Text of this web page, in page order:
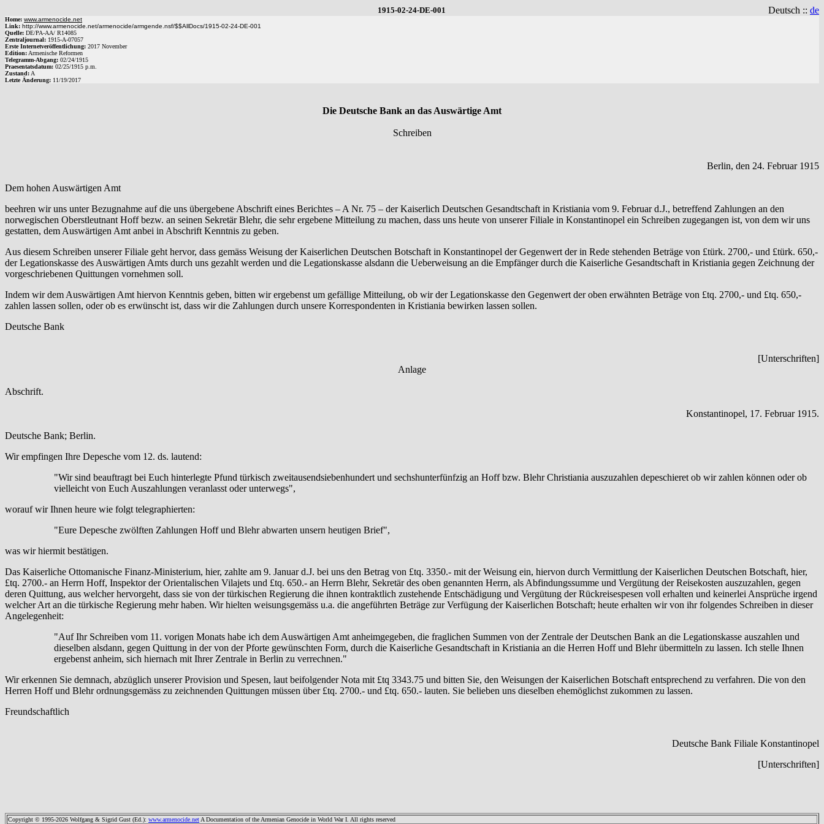
1915-02-24-DE-001 Deutsch :: de
Home: www.armenocide.net
Link: http://www.armenocide.net/armenocide/armgende.nsf/$$AllDocs/1915-02-24-DE-001
Quelle: DE/PA-AA/ R14085
Zentraljournal: 1915-A-07057
Erste Internetveröffentlichung: 2017 November
Edition: Armenische Reformen
Telegramm-Abgang: 02/24/1915
Praesentatsdatum: 02/25/1915 p.m.
Zustand: A
Letzte Änderung: 11/19/2017
Die Deutsche Bank an das Auswärtige Amt
Schreiben
Berlin, den 24. Februar 1915
Dem hohen Auswärtigen Amt
beehren wir uns unter Bezugnahme auf die uns übergebene Abschrift eines Berichtes – A Nr. 75 – der Kaiserlich Deutschen Gesandtschaft in Kristiania vom 9. Februar d.J., betreffend Zahlungen an den
norwegischen Oberstleutnant Hoff bezw. an seinen Sekretär Blehr, die sehr ergebene Mitteilung zu machen, dass uns heute von unserer Filiale in Konstantinopel ein Schreiben zugegangen ist, von dem wir uns
gestatten, dem Auswärtigen Amt anbei in Abschrift Kenntnis zu geben.
Aus diesem Schreiben unserer Filiale geht hervor, dass gemäss Weisung der Kaiserlichen Deutschen Botschaft in Konstantinopel der Gegenwert der in Rede stehenden Beträge von £türk. 2700,- und £türk. 650,-
der Legationskasse des Auswärtigen Amts durch uns gezahlt werden und die Legationskasse alsdann die Ueberweisung an die Empfänger durch die Kaiserliche Gesandtschaft in Kristiania gegen Zeichnung der
vorgeschriebenen Quittungen vornehmen soll.
Indem wir dem Auswärtigen Amt hiervon Kenntnis geben, bitten wir ergebenst um gefällige Mitteilung, ob wir der Legationskasse den Gegenwert der oben erwähnten Beträge von £tq. 2700,- und £tq. 650,-
zahlen lassen sollen, oder ob es erwünscht ist, dass wir die Zahlungen durch unsere Korrespondenten in Kristiania bewirken lassen sollen.
Deutsche Bank
[Unterschriften]
Anlage
Abschrift.
Konstantinopel, 17. Februar 1915.
Deutsche Bank; Berlin.
Wir empfingen Ihre Depesche vom 12. ds. lautend:
"Wir sind beauftragt bei Euch hinterlegte Pfund türkisch zweitausendsiebenhundert und sechshunterfünfzig an Hoff bzw. Blehr Christiania auszuzahlen depeschieret ob wir zahlen können oder ob
vielleicht von Euch Auszahlungen veranlasst oder unterwegs",
worauf wir Ihnen heure wie folgt telegraphierten:
"Eure Depesche zwölften Zahlungen Hoff und Blehr abwarten unsern heutigen Brief",
was wir hiermit bestätigen.
Das Kaiserliche Ottomanische Finanz-Ministerium, hier, zahlte am 9. Januar d.J. bei uns den Betrag von £tq. 3350.- mit der Weisung ein, hiervon durch Vermittlung der Kaiserlichen Deutschen Botschaft, hier,
£tq. 2700.- an Herrn Hoff, Inspektor der Orientalischen Vilajets und £tq. 650.- an Herrn Blehr, Sekretär des oben genannten Herrn, als Abfindungssumme und Vergütung der Reisekosten auszuzahlen, gegen
deren Quittung, aus welcher hervorgeht, dass sie von der türkischen Regierung die ihnen kontraktlich zustehende Entschädigung und Vergütung der Rückreisespesen voll erhalten und keinerlei Ansprüche irgend
welcher Art an die türkische Regierung mehr haben. Wir hielten weisungsgemäss u.a. die angeführten Beträge zur Verfügung der Kaiserlichen Botschaft; heute erhalten wir von ihr folgendes Schreiben in dieser
Angelegenheit:
"Auf Ihr Schreiben vom 11. vorigen Monats habe ich dem Auswärtigen Amt anheimgegeben, die fraglichen Summen von der Zentrale der Deutschen Bank an die Legationskasse auszahlen und
dieselben alsdann, gegen Quittung in der von der Pforte gewünschten Form, durch die Kaiserliche Gesandtschaft in Kristiania an die Herren Hoff und Blehr übermitteln zu lassen. Ich stelle Ihnen
ergebenst anheim, sich hiernach mit Ihrer Zentrale in Berlin zu verrechnen."
Wir erkennen Sie demnach, abzüglich unserer Provision und Spesen, laut beifolgender Nota mit £tq 3343.75 und bitten Sie, den Weisungen der Kaiserlichen Botschaft entsprechend zu verfahren. Die von den
Herren Hoff und Blehr ordnungsgemäss zu zeichnenden Quittungen müssen über £tq. 2700.- und £tq. 650.- lauten. Sie belieben uns dieselben ehemöglichst zukommen zu lassen.
Freundschaftlich
Deutsche Bank Filiale Konstantinopel
[Unterschriften]
Copyright © 1995-2026 Wolfgang & Sigrid Gust (Ed.): www.armenocide.net A Documentation of the Armenian Genocide in World War I. All rights reserved